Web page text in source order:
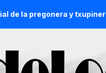
la pregonera y txupinera